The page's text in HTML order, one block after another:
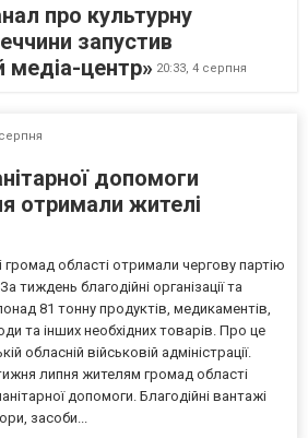
про культурну
запустив
медіа-центр» 20:33, 4 серпня
допомоги
отримали жителі
громад області отримали чергову партію
тиждень благодійні організації та
81 тонну продуктів, медикаментів,
та інших необхідних товарів. Про це
обласній військовій адміністрації.
липня жителям громад області
допомоги. Благодійні вантажі
засоби...